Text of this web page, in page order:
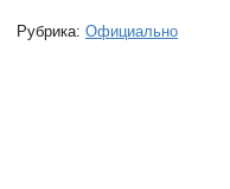
Рубрика: Официально